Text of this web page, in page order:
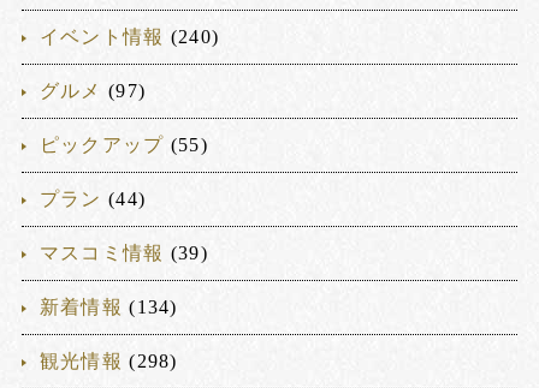
イベント情報 (240)
グルメ (97)
ピックアップ (55)
プラン (44)
マスコミ情報 (39)
新着情報 (134)
観光情報 (298)